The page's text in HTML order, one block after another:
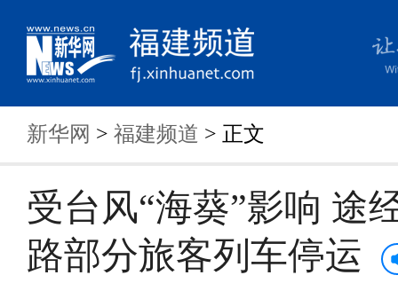
新华网 > 福建频道 > 正文
受台风“海葵”影响 途
路部分旅客列车停运